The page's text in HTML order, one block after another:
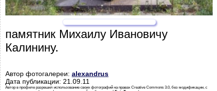
памятник Михаилу Ивановичу
Калинину.
Автор фотогалереи: alexandrus
Дата публикации: 21.09.11
Автор в профиле разрешил использование своих фотографий на правах Creative Commons 3.0, без модификации, с